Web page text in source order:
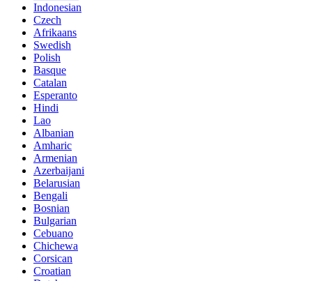
Indonesian
Czech
Afrikaans
Swedish
Polish
Basque
Catalan
Esperanto
Hindi
Lao
Albanian
Amharic
Armenian
Azerbaijani
Belarusian
Bengali
Bosnian
Bulgarian
Cebuano
Chichewa
Corsican
Croatian